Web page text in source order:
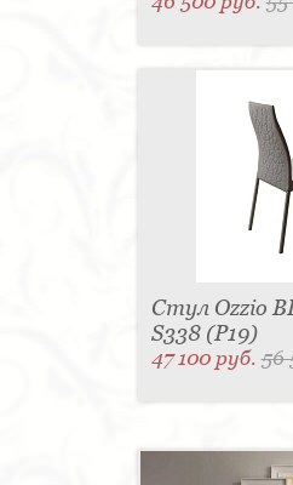
Стул Ozzio
S338 (P19)
47 100 руб.56